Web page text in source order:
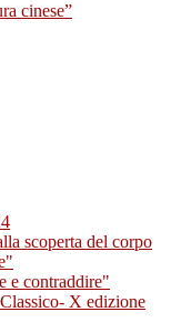
cinese”
scoperta del corpo
e contraddire"
X edizione